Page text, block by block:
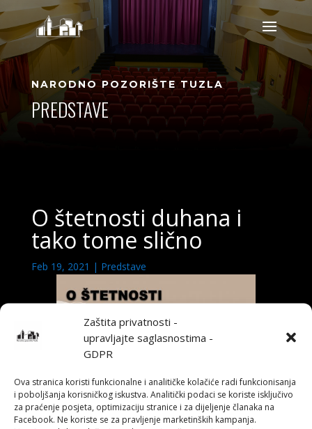
Zaštita privatnosti -
upravljajte saglasnostima -
GDPR
Ova stranica koristi funkcionalne i analitičke kolačiće radi funkcionisanja
i poboljšanja korisničkog iskustva. Analitički podaci se koriste isključivo
za praćenje posjeta, optimizaciju stranice i za dijeljenje članaka na
Facebook. Ne koriste se za pravljenje marketinških kampanja.
NARODNO POZORIŠTE TUZLA
PREDSTAVE
O štetnosti duhana i
tako tome slično
Feb 19, 2021 | Predstave